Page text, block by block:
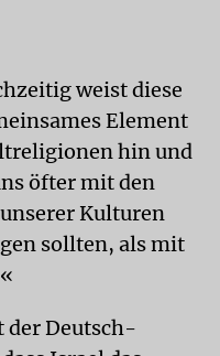
weist diese
Element
hin und
öfter mit den
Kulturen
sollten, als mit
der Deutsch-